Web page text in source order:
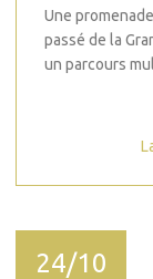
Une
passé de la
un parcours
24/10